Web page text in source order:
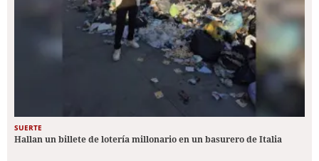
SUERTE
Hallan un billete de lotería millonario en un basurero de Italia